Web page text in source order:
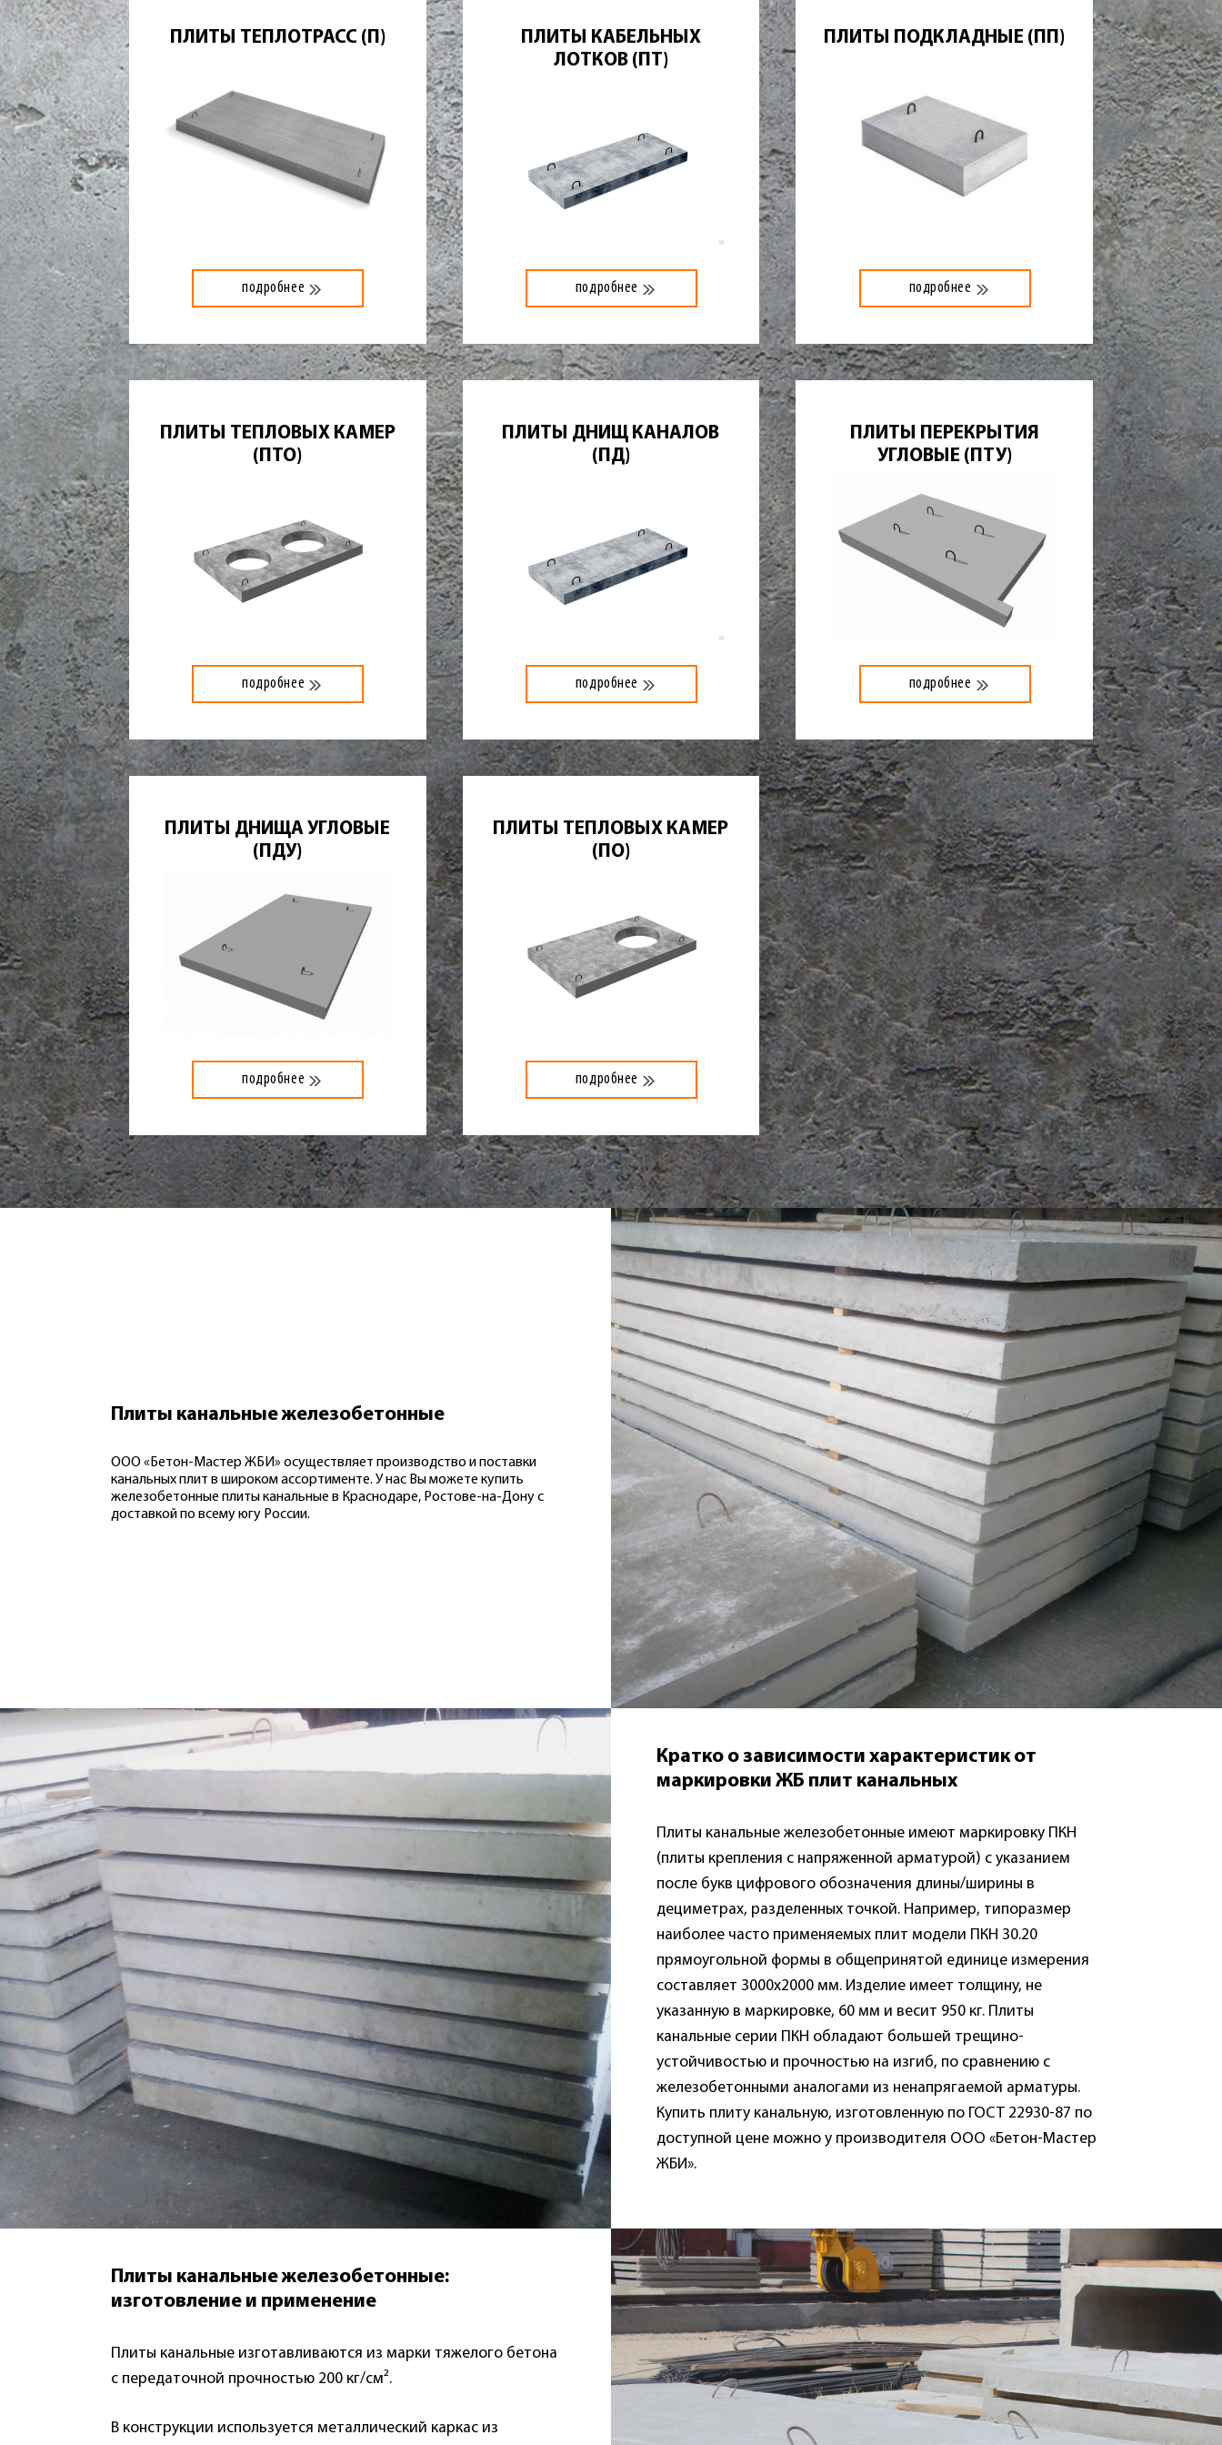
ПЛИТЫ ТЕПЛОТРАСС (П)
подробнее
ПЛИТЫ КАБЕЛЬНЫХ
ЛОТКОВ (ПТ)
подробнее
ПЛИТЫ ПОДКЛАДНЫЕ (ПП)
подробнее
ПЛИТЫ ТЕПЛОВЫХ КАМЕР
(ПТО)
подробнее
ПЛИТЫ ДНИЩ КАНАЛОВ
(ПД)
подробнее
ПЛИТЫ ПЕРЕКРЫТИЯ
УГЛОВЫЕ (ПТУ)
подробнее
ПЛИТЫ ДНИЩА УГЛОВЫЕ
(ПДУ)
подробнее
ПЛИТЫ ТЕПЛОВЫХ КАМЕР
(ПО)
подробнее
Плиты канальные железобетонные
ООО «Бетон-Мастер ЖБИ» осуществляет производство и поставки
канальных плит в широком ассортименте. У нас Вы можете купить
железобетонные плиты канальные в Краснодаре, Ростове-на-Дону с
доставкой по всему югу России.
Кратко о зависимости характеристик от
маркировки ЖБ плит канальных
Плиты канальные железобетонные имеют маркировку ПКН
(плиты крепления с напряженной арматурой) с указанием
после букв цифрового обозначения длины/ширины в
дециметрах, разделенных точкой. Например, типоразмер
наиболее часто применяемых плит модели ПКН 30.20
прямоугольной формы в общепринятой единице измерения
составляет 3000х2000 мм. Изделие имеет толщину, не
указанную в маркировке, 60 мм и весит 950 кг. Плиты
канальные серии ПКН обладают большей трещино-
устойчивостью и прочностью на изгиб, по сравнению с
железобетонными аналогами из ненапрягаемой арматуры.
Купить плиту канальную, изготовленную по ГОСТ 22930-87 по
доступной цене можно у производителя ООО «Бетон-Мастер
ЖБИ».
Плиты канальные железобетонные:
изготовление и применение
Плиты канальные изготавливаются из марки тяжелого бетона
с передаточной прочностью 200 кг/см².
В конструкции используется металлический каркас из